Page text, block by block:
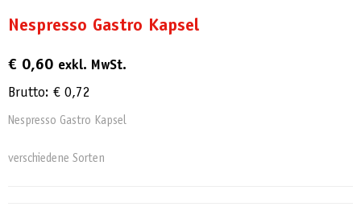
Nespresso Gastro Kapsel
€ 0,60 exkl. MwSt.
Brutto: € 0,72
Nespresso Gastro Kapsel
verschiedene Sorten